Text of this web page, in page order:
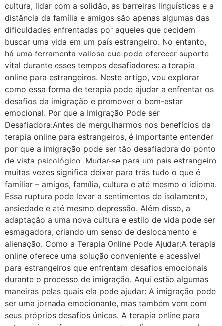
cultura, lidar com a solidão, as barreiras linguísticas e a
distância da família e amigos são apenas algumas das
dificuldades enfrentadas por aqueles que decidem
buscar uma vida em um país estrangeiro. No entanto,
há uma ferramenta valiosa que pode oferecer suporte
vital durante esses tempos desafiadores: a terapia
online para estrangeiros. Neste artigo, vou explorar
como essa forma de terapia pode ajudar a enfrentar os
desafios da imigração e promover o bem-estar
emocional. Por que a Imigração Pode ser
Desafiadora:Antes de mergulharmos nos benefícios da
terapia online para estrangeiros, é importante entender
por que a imigração pode ser tão desafiadora do ponto
de vista psicológico. Mudar-se para um país estrangeiro
muitas vezes significa deixar para trás tudo o que é
familiar – amigos, família, cultura e até mesmo o idioma.
Essa ruptura pode levar a sentimentos de isolamento,
ansiedade e até mesmo depressão. Além disso, a
adaptação a uma nova cultura e estilo de vida pode ser
esmagadora, criando um senso de deslocamento e
alienação. Como a Terapia Online Pode Ajudar:A terapia
online oferece uma solução conveniente e acessível
para estrangeiros que enfrentam desafios emocionais
durante o processo de imigração. Aqui estão algumas
maneiras pelas quais ela pode ajudar: A imigração pode
ser uma jornada emocionante, mas também vem com
seus próprios desafios únicos. A terapia online para